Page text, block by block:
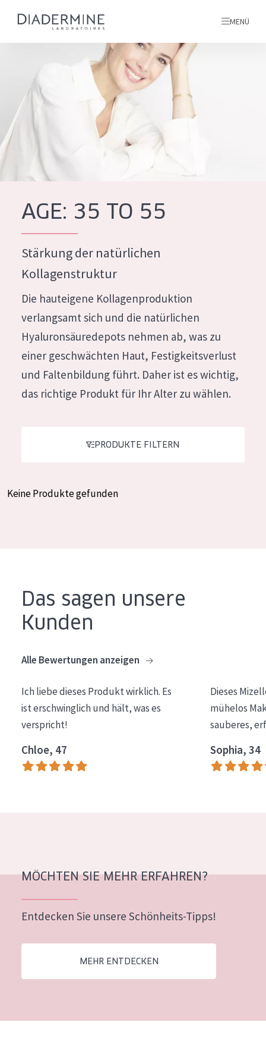
PRODUKTTYP
Feuchtigkeit und Ausstrahlung
Faltenreduzierung
Hautregeneration
Hautstraffung
PRODUKTTYP
Tagescreme
Reinigung
Expert
HAUTTYP
Normale bis trockene Haut
Mischhaut und fettige Haut
Reife Haut
Der Sonne ausgesetzte Haut
ALTER
ALLE PRODUKTE
MENÜ
Über uns
Inspiration
Kontakt
French
German
Spanish
AGE: 35 TO 55
Stärkung der natürlichen
Kollagenstruktur
Die hauteigene Kollagenproduktion
verlangsamt sich und die natürlichen
Hyaluronsäuredepots nehmen ab, was zu
einer geschwächten Haut, Festigkeitsverlust
und Faltenbildung führt. Daher ist es wichtig,
das richtige Produkt für Ihr Alter zu wählen.
PRODUKTE FILTERN
Keine Produkte gefunden
Das sagen unsere
Kunden
Alle Bewertungen anzeigen
Ich liebe dieses Produkt wirklich. Es
ist erschwinglich und hält, was es
verspricht!
Chloe, 47
Dieses
mühelos
sauberes,
Sophia, 34
MÖCHTEN SIE MEHR ERFAHREN?
Entdecken Sie unsere Schönheits-Tipps!
MEHR ENTDECKEN